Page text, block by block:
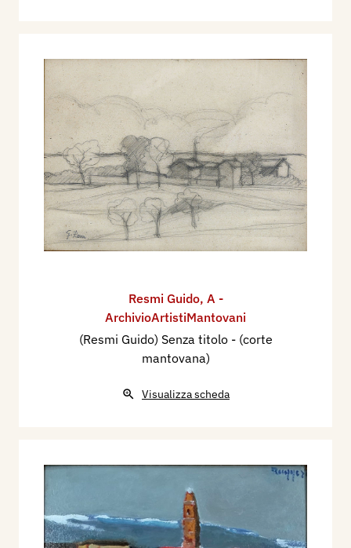
Resmi Guido, A -
ArchivioArtistiMantovani
(Resmi Guido) Senza titolo - (corte
mantovana)
Visualizza scheda